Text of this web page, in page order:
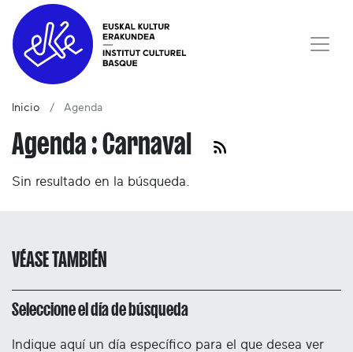
Inicio Agenda
Agenda : Carnaval
Sin resultado en la búsqueda.
VÉASE TAMBIÉN
Seleccione el día de búsqueda
Indique aquí un día específico para el que desea ver